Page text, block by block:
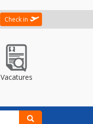
Check in
Vacatures